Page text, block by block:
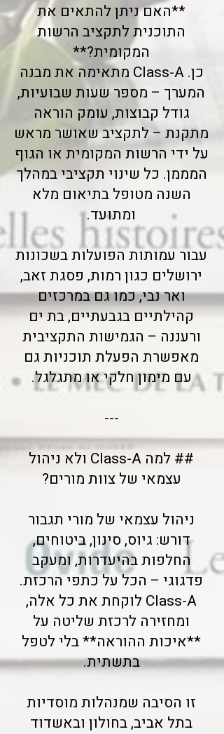
**האם ניתן להתאים את
התוכנית לתקציב הרשות
המקומית?**
כן. Class-A מתאימה את מבנה
המערך – מספר שעות שבועיות,
גודל קבוצות, עומק הוראה
מתקנת – לתקציב שאושר מראש
על ידי הרשות המקומית או הגוף
המממן. כל שינוי תקציבי במהלך
השנה מטופל בתיאום מלא
ומתועד.
עבור עמותות הפועלות בשכונות
ירושלים כגון רמות, פסגת זאב,
ואר נבי, כמו גם במרכזים
קהילתיים בגבעתיים, בת ים
ורעננה – הגמישות התקציבית
מאפשרת הפעלת תוכניות גם
עם מימון חלקי או מתגלגל.
---
## למה Class-A ולא ניהול
עצמאי של צוות מורים?
ניהול עצמאי של מורי תגבור
דורש: גיוס, סינון, ביטוחים,
החלפות בהיעדרות, ומעקב
פדגוגי – הכל על כתפי הרכזת.
Class-A לוקחת את כל אלה,
ומחזירה לרכזת שליטה על
**איכות ההוראה** בלי לטפל
בתשתית.
זו הסיבה שמנהלות מוסדיות
בתל אביב, בחולון ובאשדוד